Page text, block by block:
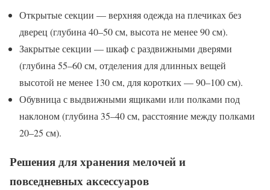
Открытые секции — верхняя одежда на плечиках без
дверец (глубина 40–50 см, высота не менее 90 см).
Закрытые секции — шкаф с раздвижными дверями
(глубина 55–60 см, отделения для длинных вещей
высотой не менее 130 см, для коротких — 90–100 см).
Обувница с выдвижными ящиками или полками под
наклоном (глубина 35–40 см, расстояние между полками
20–25 см).
Решения для хранения мелочей и
повседневных аксессуаров